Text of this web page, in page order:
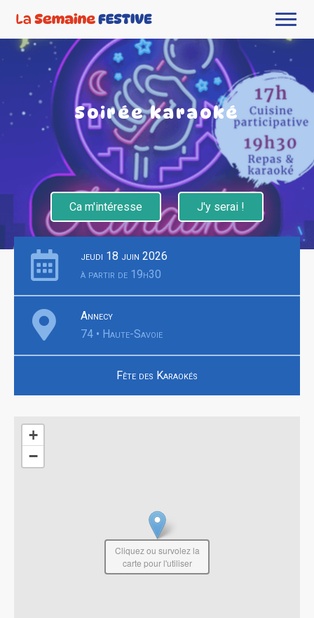
Soirée karaoké
Ca m'intéresse J'y serai !
jeudi 18 juin 2026
à partir de 19h30
Annecy
74 • Haute-Savoie
Fête des Karaokés
+
−
Cliquez ou survolez la
carte pour l'utiliser